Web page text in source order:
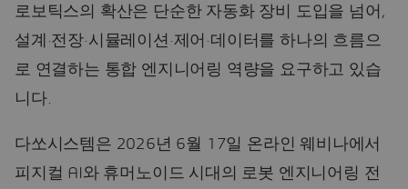
로보틱스의 확산은 단순한 자동화 장비 도입을 넘어,
설계·전장·시뮬레이션·제어·데이터를 하나의 흐름으
로 연결하는 통합 엔지니어링 역량을 요구하고 있습
니다.
다쏘시스템은 2026년 6월 17일 온라인 웨비나에서
피지컬 AI와 휴머노이드 시대의 로봇 엔지니어링 전